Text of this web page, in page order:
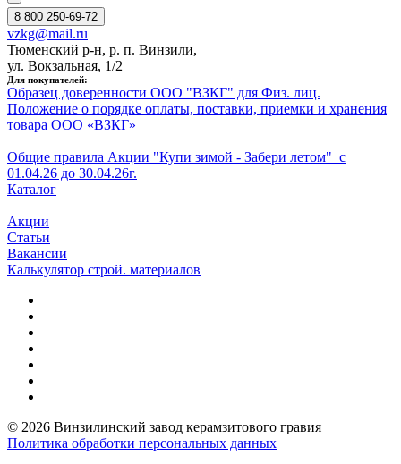
8 800 250-69-72
vzkg@mail.ru
Тюменский р-н, р. п. Винзили,
ул. Вокзальная, 1/2
Для покупателей:
Образец доверенности ООО "ВЗКГ" для Физ. лиц.
Положение о порядке оплаты, поставки, приемки и хранения
товара ООО «ВЗКГ»
Общие правила Акции "Купи зимой - Забери летом" с
01.04.26 до 30.04.26г.
Каталог
Акции
Статьи
Вакансии
Калькулятор строй. материалов
© 2026 Винзилинский завод керамзитового гравия
Политика обработки персональных данных